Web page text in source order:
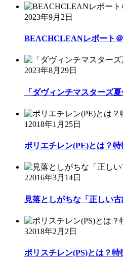
2023年9月2日
BEACHCLEANレポート
2023年8月29日
「ダヴィンチマスターズ
1 2018年1月25日
ポリエチレン(PE)とは？
22016年3月14日
見落としがちな「正しい
32018年2月2日
ポリスチレン(PS)とは？